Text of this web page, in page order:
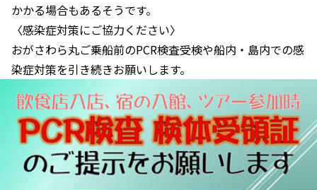
かかる場合もあるそうです。
〈感染症対策にご協力ください〉
おがさわら丸ご乗船前のPCR検査受検や船内・島内での感
染症対策を引き続きお願いします。